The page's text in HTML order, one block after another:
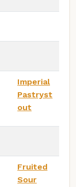
Imperial
Pastryst
out
Fruited
Sour